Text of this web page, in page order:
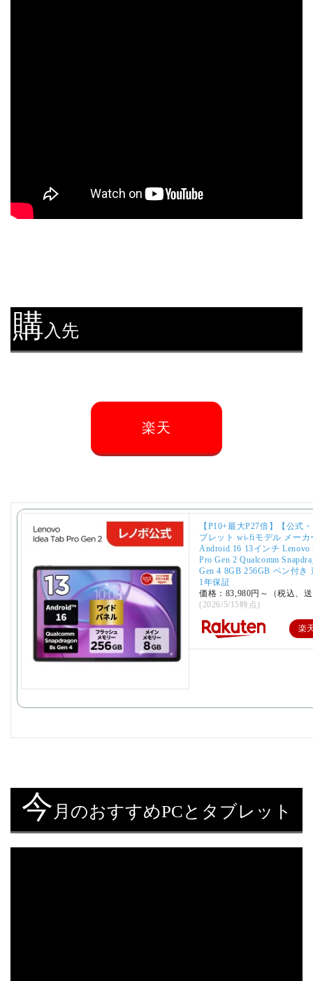
購入先
楽天
【P10+最大P27倍】【公式
ブレット wi-fiモデル メーカ
Android 16 13インチ Lenovo
Pro Gen 2 Qualcomm
Gen 4 8GB 256GB ペン付き
1年保証
価格：83,980円～（税込、
(2026/5/15時点)
楽
今 月のおすすめPCとタブレット